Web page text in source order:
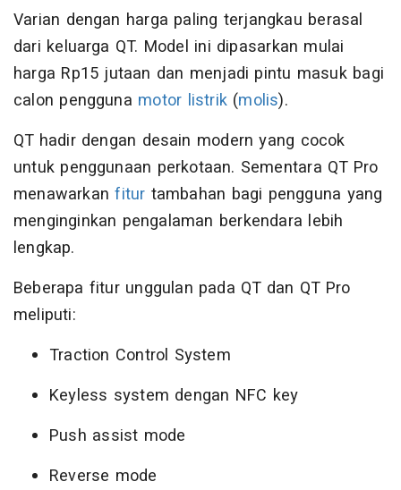
Varian dengan harga paling terjangkau berasal
dari keluarga QT. Model ini dipasarkan mulai
harga Rp15 jutaan dan menjadi pintu masuk bagi
calon pengguna motor listrik(molis).
QT hadir dengan desain modern yang cocok
untuk penggunaan perkotaan. Sementara QT Pro
menawarkanfitur tambahan bagi pengguna yang
menginginkan pengalaman berkendara lebih
lengkap.
Beberapa fitur unggulan pada QT dan QT Pro
meliputi:
Traction Control System
Keyless system dengan NFC key
Push assist mode
Reverse mode